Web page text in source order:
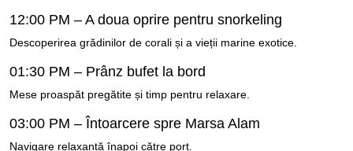
12:00 PM – A doua oprire pentru snorkeling
Descoperirea grădinilor de corali și a vieții marine exotice.
01:30 PM – Prânz bufet la bord
Mese proaspăt pregătite și timp pentru relaxare.
03:00 PM – Întoarcere spre Marsa Alam
Navigare relaxantă înapoi către port.